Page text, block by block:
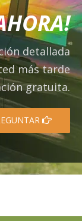
detallada
más tarde
gratuita.